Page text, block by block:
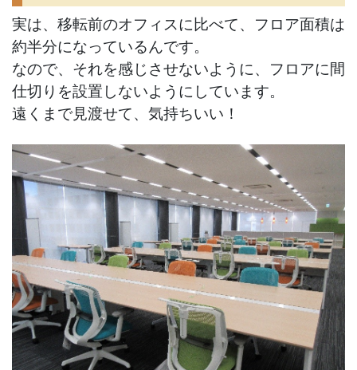
実は、移転前のオフィスに比べて、フロア面積は
約半分になっているんです。
なので、それを感じさせないように、フロアに間
仕切りを設置しないようにしています。
遠くまで見渡せて、気持ちいい！